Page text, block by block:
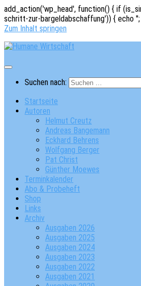
add_action('wp_head', function() { if
schritt-zur-bargeldabschaffung')) { echo '
Zum Inhalt springen
Suchen nach:
Startseite
Autoren
Helmut Creutz
Andreas Bangemann
Eckhard Behrens
Wolfgang Berger
Pat Christ
Günther Moewes
Terminkalender
Abo & Probeheft
Shop
Links
Archiv
Ausgaben 2026
Ausgaben 2025
Ausgaben 2024
Ausgaben 2023
Ausgaben 2022
Ausgaben 2021